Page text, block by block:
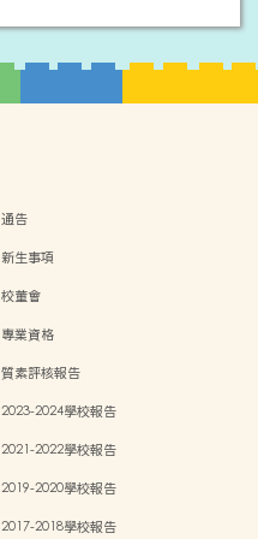
通告
新生事項
校董會
專業資格
質素評核報告
2023-2024學校報告
2021-2022學校報告
2019-2020學校報告
2017-2018學校報告